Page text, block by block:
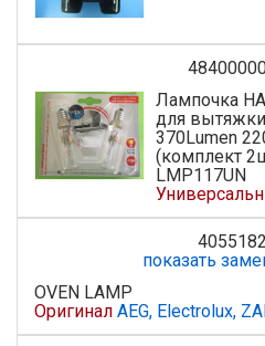
Лампочка
для
370Lumen
(комплект
LMP117UN
показать
OVEN LAMP
Оригинал AEG, Electrolux,